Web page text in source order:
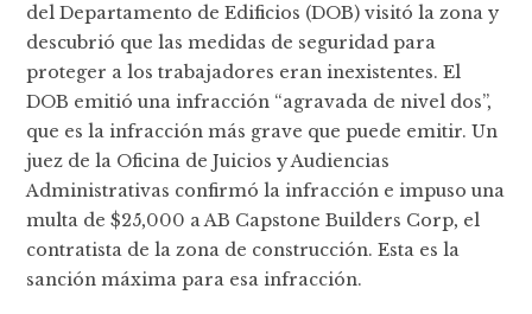
del Departamento de Edificios (DOB) visitó la zona y
descubrió que las medidas de seguridad para
proteger a los trabajadores eran inexistentes. El
DOB emitió una infracción “agravada de nivel dos”,
que es la infracción más grave que puede emitir. Un
juez de la Oficina de Juicios y Audiencias
Administrativas confirmó la infracción e impuso una
multa de $25,000 a AB Capstone Builders Corp, el
contratista de la zona de construcción. Esta es la
sanción máxima para esa infracción.